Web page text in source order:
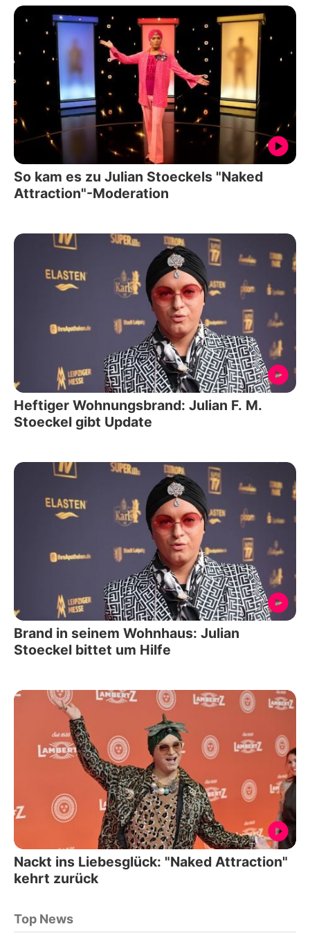
So kam es zu Julian Stoeckels "Naked
Attraction"-Moderation
Heftiger Wohnungsbrand: Julian F. M.
Stoeckel gibt Update
Brand in seinem Wohnhaus: Julian
Stoeckel bittet um Hilfe
Nackt ins Liebesglück: "Naked Attraction"
kehrt zurück
Top News